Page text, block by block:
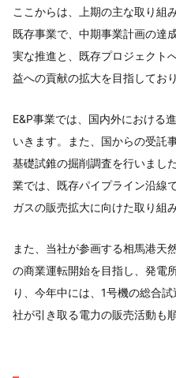
ここからは、上期の主な取り組
既存事業で、中期事業計画の達
実な推進と、既存プロジェクト
益への貢献の拡大を目指しており
E&P事業では、国内外における
いきます。また、国からの受託
基礎試錐の掘削調査を行いまし
業では、既存パイプライン沿線
ガスの販売拡大に向けた取り組
また、当社が参画する相馬港天
の商業運転開始を目指し、発電
り、今年中には、1号機の総合
社が引き取る電力の販売活動も